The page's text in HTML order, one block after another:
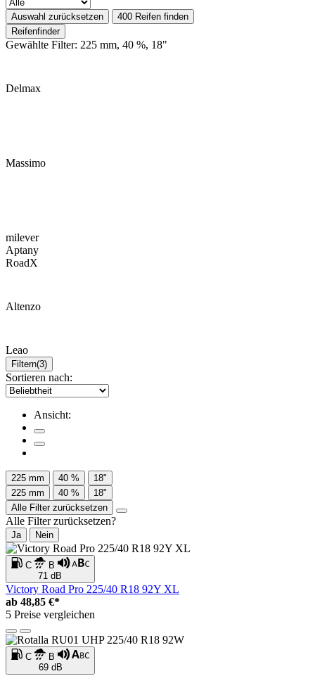
Auswahl zurücksetzen
400 Reifen finden
Reifenfinder
Gewählte Filter: 225 mm, 40 %, 18"
Delmax
Massimo
milever
Aptany
RoadX
Altenzo
Leao
Filtern(3)
Sortieren nach:
Ansicht:
225 mm 40 %
18"
225 mm
40 %
18"
Alle Filter zurücksetzen
Alle Filter zurücksetzen?
Ja Nein
C
B
71 dB
Victory Road Pro 225/40 R18 92Y XL
ab 48,85 €*
5 Preise vergleichen
C
B
69 dB